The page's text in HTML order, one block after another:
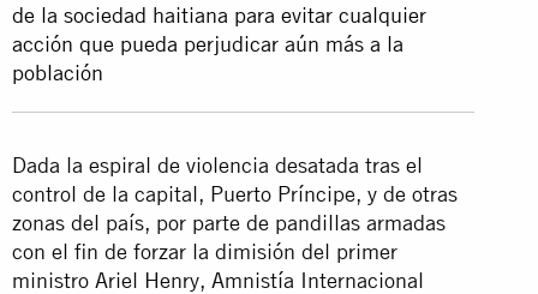
de la sociedad haitiana para evitar cualquier
acción que pueda perjudicar aún más a la
población
Dada la espiral de violencia desatada tras el
control de la capital, Puerto Príncipe, y de otras
zonas del país, por parte de pandillas armadas
con el fin de forzar la dimisión del primer
ministro Ariel Henry, Amnistía Internacional